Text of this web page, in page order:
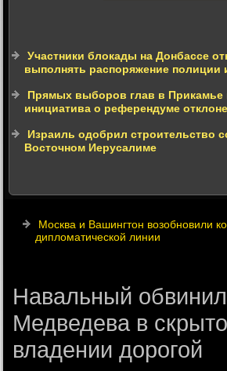
Участники блокады на Донбассе
выполнять распоряжение полиции
Прямых выборов глав в Прикамье
инициатива о референдуме
Израиль одобрил строительство
Восточном Иерусалиме
Москва и Вашингтон возобновили
дипломатической линии
Навальный обвинил
Медведева в
владении дорогой